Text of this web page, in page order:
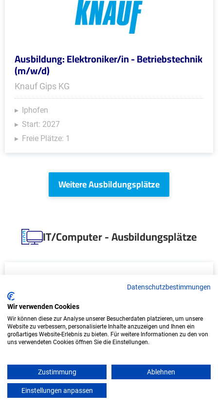
Ausbildung: Elektroniker/in - Betriebstechnik
(m/w/d)
Knauf Gips KG
Iphofen
Start: 2027
Freie Plätze: 1
Weitere Ausbildungsplätze
IT/Computer - Ausbildungsplätze
Duales Studium Wirtschaftsinformatik
(B.Sc.) am virtuellen Campus - KIX Service
Software GmbH
KIX Service Software GmbH
Datenschutzbestimmungen
Wir verwenden Cookies
Wir können diese zur Analyse unserer Besucherdaten platzieren, um unsere
Website zu verbessern, personalisierte Inhalte anzuzeigen und Ihnen ein
großartiges Website-Erlebnis zu bieten. Für weitere Informationen zu den von
uns verwendeten Cookies öffnen Sie die Einstellungen.
Zustimmung Ablehnen
Einstellungen anpassen